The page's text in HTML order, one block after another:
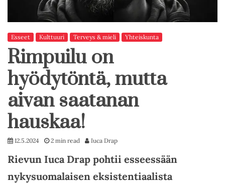
Esseet Kulttuuri Terveys & mieli Yhteiskunta
Rimpuilu on
hyödytöntä, mutta
aivan saatanan
hauskaa!
12.5.2024 2 min read Iuca Drap
Rievun Iuca Drap pohtii esseessään
nykysuomalaisen eksistentiaalista